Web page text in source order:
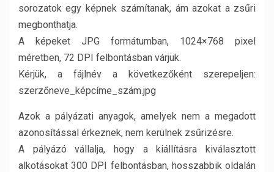
sorozatok egy képnek számítanak, ám azokat a zsűri
megbonthatja.
A képeket JPG formátumban, 1024×768 pixel
méretben, 72 DPI felbontásban várjuk.
Kérjük, a fájlnév a következőként szerepeljen:
szerzőneve_képcíme_szám.jpg
Azok a pályázati anyagok, amelyek nem a megadott
azonosítással érkeznek, nem kerülnek zsűrizésre.
A pályázó vállalja, hogy a kiállításra kiválasztott
alkotásokat 300 DPI felbontásban, hosszabbik oldalán